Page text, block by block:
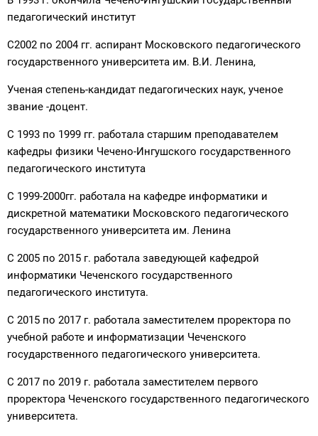
педагогический институт
С2002 по 2004 гг. аспирант Московского педагогического
государственного университета им. В.И. Ленина,
Ученая степень-кандидат педагогических наук, ученое
звание -доцент.
С 1993 по 1999 гг. работала старшим преподавателем
кафедры физики Чечено-Ингушского государственного
педагогического института
С 1999-2000гг. работала на кафедре информатики и
дискретной математики Московского педагогического
государственного университета им. Ленина
С 2005 по 2015 г. работала заведующей кафедрой
информатики Чеченского государственного
педагогического института.
С 2015 по 2017 г. работала заместителем проректора по
учебной работе и информатизации Чеченского
государственного педагогического университета.
С 2017 по 2019 г. работала заместителем первого
проректора Чеченского государственного педагогического
университета.